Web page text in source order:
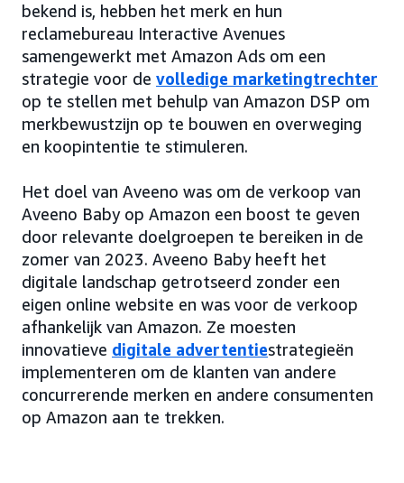
bekend is, hebben het merk en hun
reclamebureau Interactive Avenues
samengewerkt met Amazon Ads om een
strategie voor de volledige marketingtrechter
op te stellen met behulp van Amazon DSP om
merkbewustzijn op te bouwen en overweging
en koopintentie te stimuleren.
Het doel van Aveeno was om de verkoop van
Aveeno Baby op Amazon een boost te geven
door relevante doelgroepen te bereiken in de
zomer van 2023. Aveeno Baby heeft het
digitale landschap getrotseerd zonder een
eigen online website en was voor de verkoop
afhankelijk van Amazon. Ze moesten
innovatieve digitale advertentiestrategieën
implementeren om de klanten van andere
concurrerende merken en andere consumenten
op Amazon aan te trekken.